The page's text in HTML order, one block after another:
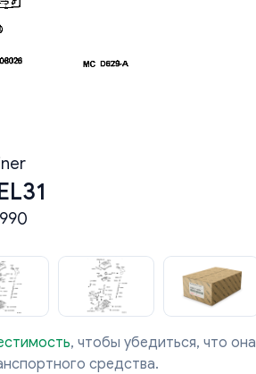
, чтобы убедиться, что она
средства.